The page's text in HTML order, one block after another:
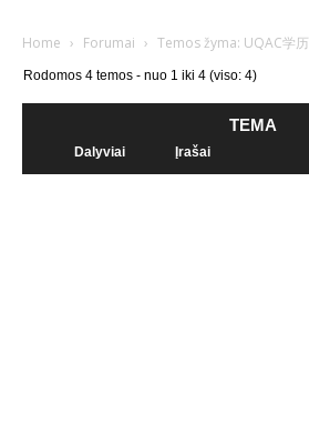
Home › Forumai › Temos žyma: UQAC学历
Rodomos 4 temos - nuo 1 iki 4 (viso: 4)
TEMA
Dalyviai Įrašai